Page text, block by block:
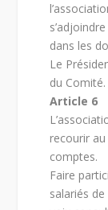
dans les
Le
du Comité.
Article 6
recourir
comptes.
Faire
salariés de